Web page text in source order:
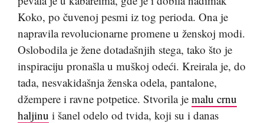
Koko, po čuvenoj pesmi iz tog perioda. Ona je
napravila revolucionarne promene u ženskoj modi.
Oslobodila je žene dotadašnjih stega, tako što je
inspiraciju pronašla u muškoj odeći. Kreirala je, do
tada, nesvakidašnja ženska odela, pantalone,
džempere i ravne potpetice. Stvorila je malu crnu
haljinu i šanel odelo od tvida, koji su i danas